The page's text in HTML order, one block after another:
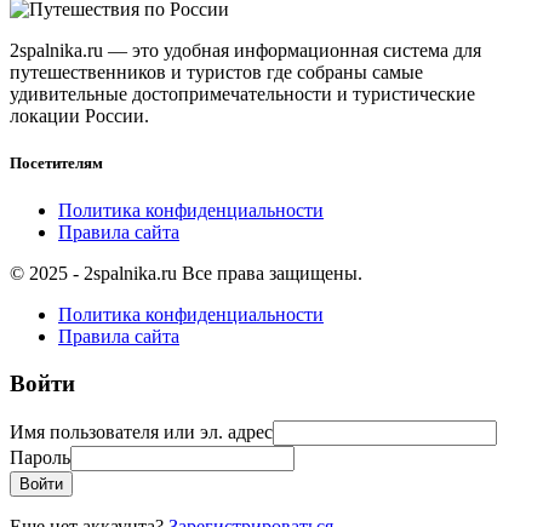
2spalnika.ru — это удобная информационная система для
путешественников и туристов где собраны самые
удивительные достопримечательности и туристические
локации России.
Посетителям
Политика конфиденциальности
Правила сайта
© 2025 - 2spalnika.ru Все права защищены.
Политика конфиденциальности
Правила сайта
Войти
Имя пользователя или эл. адрес
Пароль
Войти